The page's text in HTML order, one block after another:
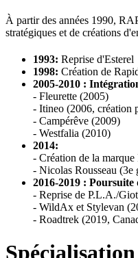
À partir des années 1990,
stratégiques et de créations
1993: Reprise d'Esterel
1998: Création de
2005-2010 :
- Fleurette (2005)
- Itineo (2006, création
- Campérêve (2009)
- Westfalia (2010)
2014:
- Création de la marque
- Nicolas Rousseau (3e
2016-2019 :
- Reprise de P.L.A./
- WildAx et Stylevan
- Roadtrek (2019,